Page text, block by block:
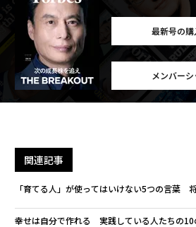
最新号の
メンバー
関連記事
「育てる人」が使ってはいけない5つの言葉
幸せは自分で作れる 実践している人たちの10